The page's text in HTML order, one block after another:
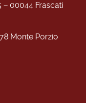
− 00044 Frascati
Monte Porzio